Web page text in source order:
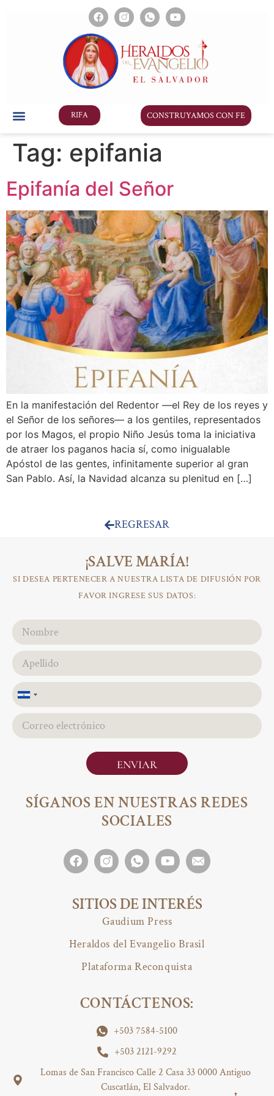
RIFA CONSTRUYAMOS CON FE
Tag: epifania
Epifanía del Señor
En la manifestación del Redentor —el Rey de los reyes y
el Señor de los señores— a los gentiles, representados
por los Magos, el propio Niño Jesús toma la iniciativa
de atraer los paganos hacia sí, como inigualable
Apóstol de las gentes, infinitamente superior al gran
San Pablo. Así, la Navidad alcanza su plenitud en […]
REGRESAR
CONTÁCTENOS:
+503 7584-5100
+503 2121-9292
Lomas de San Francisco Calle 2 Casa 33 0000 Antiguo
Cuscatlán, El Salvador.
SÍGANOS EN NUESTRAS REDES
SOCIALES
SITIOS DE INTERÉS
Gaudium Press
Heraldos del Evangelio Brasil
Plataforma Reconquista
¡SALVE MARÍA!
SI DESEA PERTENECER A NUESTRA LISTA DE DIFUSIÓN POR
FAVOR INGRESE SUS DATOS:
El
Salvador
+503
ENVIAR